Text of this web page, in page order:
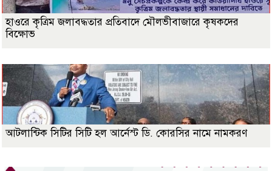
হাওরে কৃত্রিম জলাবদ্ধতার প্রতিবাদে মৌলভীবাজারে কৃষকদের
বিক্ষোভ
আটলান্টিক সিটির সিটি হল আর্নেস্ট ডি. কোরসির নামে নামকরণ